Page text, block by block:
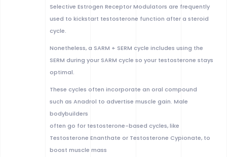
Selective Estrogen Receptor Modulators are frequently
used to kickstart testosterone function after a steroid
cycle.
Nonetheless, a SARM + SERM cycle includes using the
SERM during your SARM cycle so your testosterone stays
optimal.
These cycles often incorporate an oral compound
such as Anadrol to advertise muscle gain. Male
bodybuilders
often go for testosterone-based cycles, like
Testosterone Enanthate or Testosterone Cypionate, to
boost muscle mass